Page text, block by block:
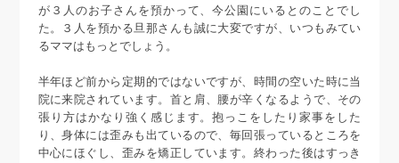
が３人のお子さんを預かって、今公園にいるとのことでし
た。３人を預かる旦那さんも誠に大変ですが、いつもみてい
るママはもっとでしょう。
半年ほど前から定期的ではないですが、時間の空いた時に当
院に来院されています。首と肩、腰が辛くなるようで、その
張り方はかなり強く感じます。抱っこをしたり家事をした
り、身体には歪みも出ているので、毎回張っているところを
中心にほぐし、歪みを矯正しています。終わった後はすっき